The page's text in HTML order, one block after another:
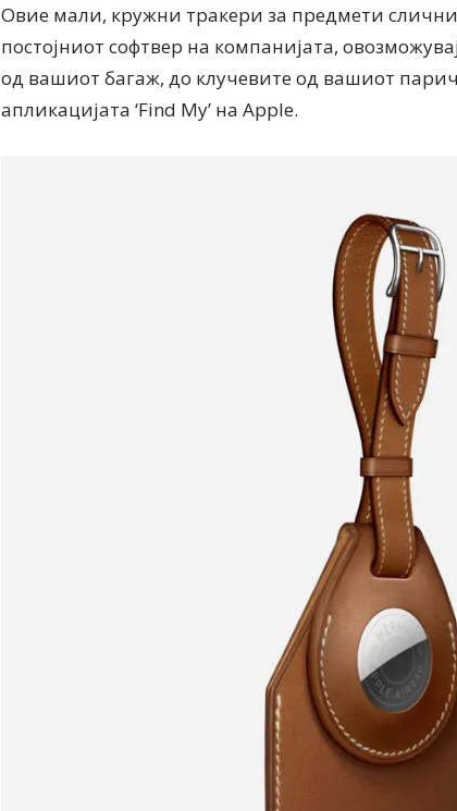
Овие мали, кружни тракери за предмети слични
постојниот софтвер на компанијата,
од вашиот багаж, до клучевите од вашиот
апликацијата ‘Find My’ на Apple.
Дваесет
Антовска за
Модни цитати